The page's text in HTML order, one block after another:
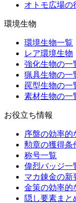
オトモ広場の
環境生物
環境生物一覧
レア環境生物
強化生物の一
猟具生物の一
罠型生物の一
素材生物の一
お役立ち情報
序盤の効率的
勲章の獲得条
称号一覧
偉烈バッジ一
マカ錬金の新
金策の効率的
隠し要素まと